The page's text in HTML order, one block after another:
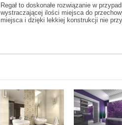
Regał to doskonałe rozwiązanie w
wystraczającej ilości miejsca do
miejsca i dzięki lekkiej konstrukcji nie